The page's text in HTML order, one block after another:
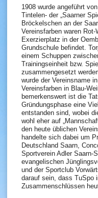
1908 wurde angeführt
Tintelen- der „Saarner
Bröckelschen an der
Vereinsfarben waren
Exerzierplatz in der
Grundschule befindet.
einem Schuppen
Trainingseinheit bzw.
zusammengesetzt
wurde der Vereinsname
Vereinsfarben in Blau-
bemerkenswert ist die
Gründungsphase eine
entstanden sind, wobei
wohl eher auf
den heute üblichen
handelte sich dabei um
Deutschland Saarn,
Sportverein Adler Saarn-
evangelischen
und der Sportclub
darauf sein, dass TuSpo
Zusammenschlüssen